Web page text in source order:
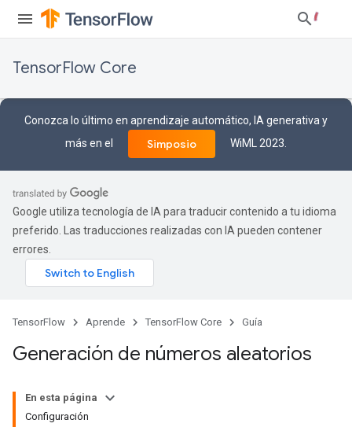
TensorFlow Core
Conozca lo último en aprendizaje automático, IA generativa y
más en el
Simposio WiML 2023.
Google utiliza tecnología de IA para traducir contenido a tu idioma
preferido. Las traducciones realizadas con IA pueden contener
errores.
TensorFlow Aprende TensorFlow Core Guía
Generación de números aleatorios
En esta página
Configuración